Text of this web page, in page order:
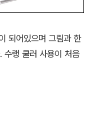
되어있으며 그림과 한
수랭 쿨러 사용이 처음